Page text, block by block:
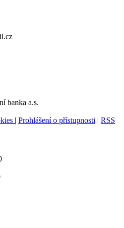
banka a.s.
| Prohlášení o přístupnosti | RSS